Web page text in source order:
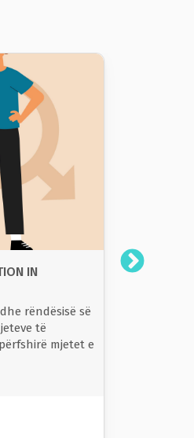
IN
rëndësisë së
të
mjetet e
BAZAT E